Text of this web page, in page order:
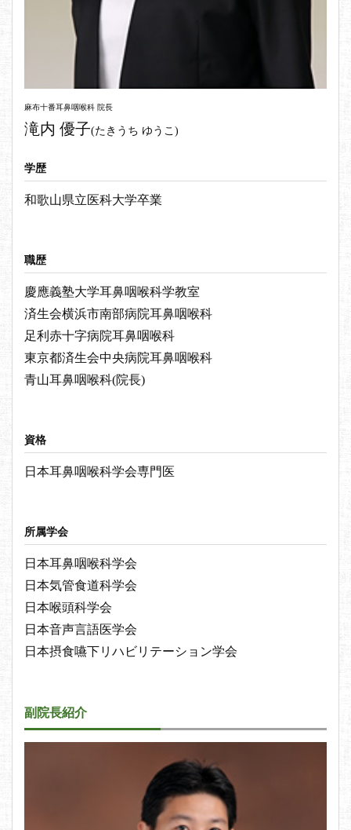
麻布十番耳鼻咽喉科 院長
滝内 優子(たきうち ゆうこ)
学歴
和歌山県立医科大学卒業
職歴
慶應義塾大学耳鼻咽喉科学教室
済生会横浜市南部病院耳鼻咽喉科
足利赤十字病院耳鼻咽喉科
東京都済生会中央病院耳鼻咽喉科
青山耳鼻咽喉科(院長)
資格
日本耳鼻咽喉科学会専門医
所属学会
日本耳鼻咽喉科学会
日本気管食道科学会
日本喉頭科学会
日本音声言語医学会
日本摂食嚥下リハビリテーション学会
副院長紹介